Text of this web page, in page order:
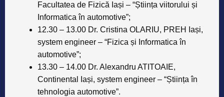
Facultatea de Fizică Iași – “Știința viitorului și
Informatica în automotive”;
12.30 – 13.00 Dr. Cristina OLARIU, PREH Iași,
system engineer – “Fizica și Informatica în
automotive”;
13.30 – 14.00 Dr. Alexandru ATITOAIE,
Continental Iași, system engineer – “Știința în
tehnologia automotive”.